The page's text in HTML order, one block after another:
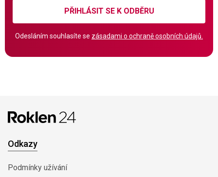
PŘIHLÁSIT SE K ODBĚRU
Odesláním souhlasíte se zásadami o ochraně osobních údajů.
Odkazy
Podmínky užívání